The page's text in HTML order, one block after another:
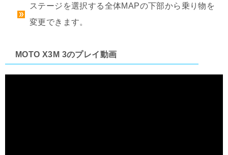
ステージを選択する全体MAPの下部から乗り物を
変更できます。
MOTO X3M 3のプレイ動画